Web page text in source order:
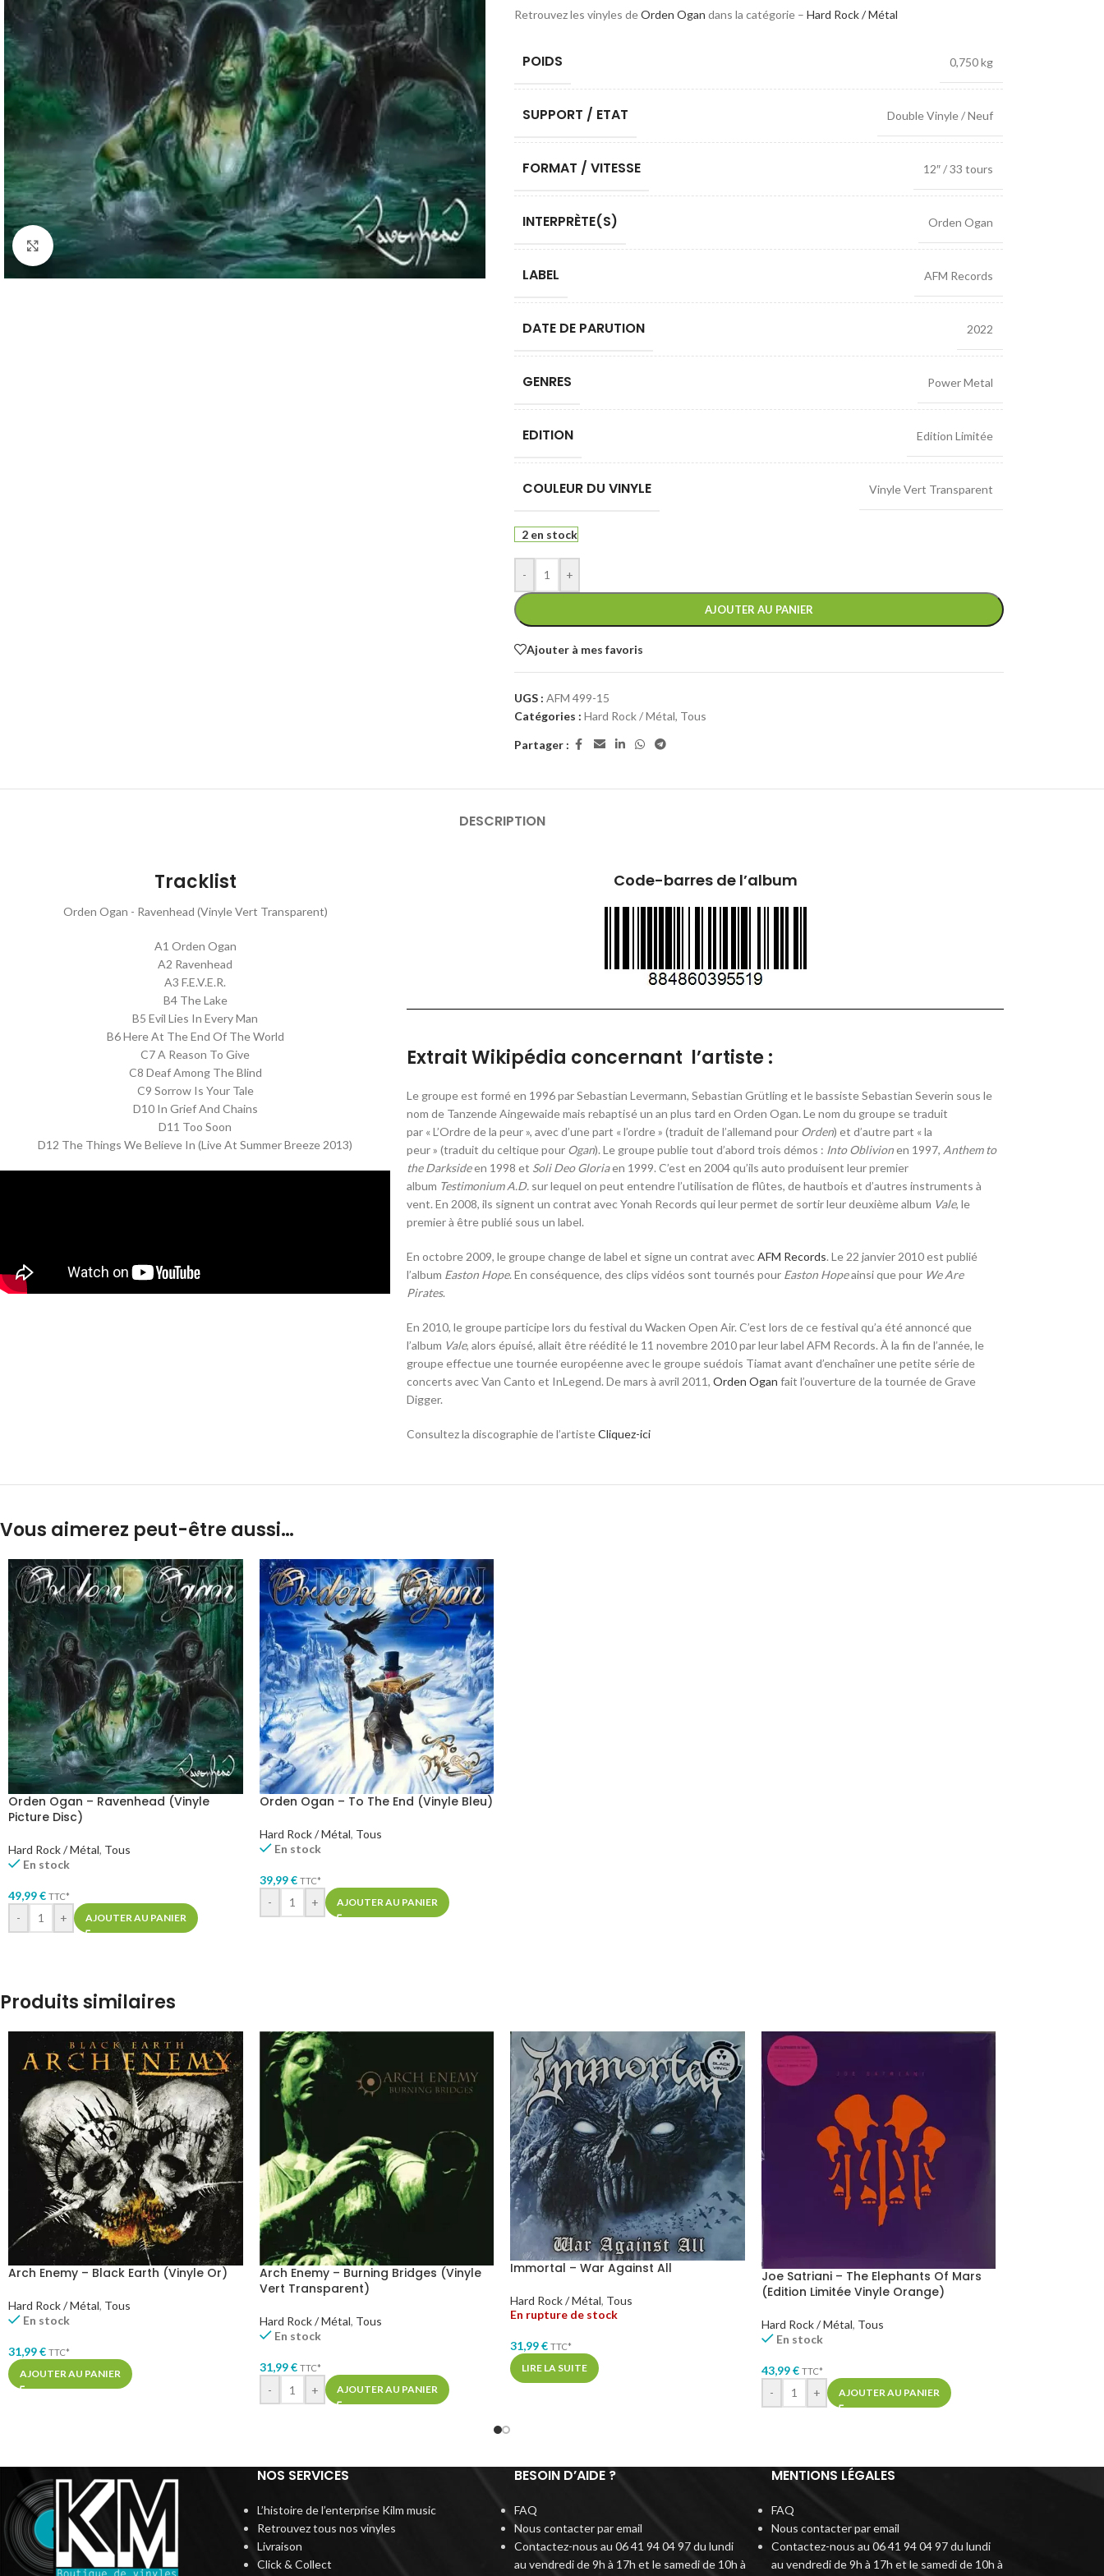
Cliquez pour agrandir
Retrouvez les vinyles deOrden Ogan dans la catégorie – Hard Rock / Métal
POIDS 0,750 kg
SUPPORT / ETAT Double Vinyle / Neuf
FORMAT / VITESSE 12″ / 33 tours
INTERPRÈTE(S) Orden Ogan
LABEL AFM Records
DATE DE PARUTION 2022
GENRES Power Metal
EDITION Edition Limitée
COULEUR DU VINYLE Vinyle Vert Transparent
2 en stock
- +
AJOUTER AU PANIER
Ajouter à mes favoris
UGS : AFM 499-15
Catégories : Hard Rock / Métal, Tous
Partager :
DESCRIPTION
Tracklist
Orden Ogan - Ravenhead (Vinyle Vert Transparent)
A1 Orden Ogan
A2 Ravenhead
A3 F.E.V.E.R.
B4 The Lake
B5 Evil Lies In Every Man
B6 Here At The End Of The World
C7 A Reason To Give
C8 Deaf Among The Blind
C9 Sorrow Is Your Tale
D10 In Grief And Chains
D11 Too Soon
D12 The Things We Believe In (Live At Summer Breeze 2013)
Code-barres de l’album
Extrait Wikipédia concernant l’artiste :
Le groupe est formé en 1996 par Sebastian Levermann, Sebastian Grütling et le bassiste Sebastian Severin sous le
nom de Tanzende Aingewaide mais rebaptisé un an plus tard en Orden Ogan. Le nom du groupe se traduit
par « L’Ordre de la peur », avec d’une part « l’ordre » (traduit de l’allemand pour Orden) et d’autre part « la
peur » (traduit du celtique pour Ogan). Le groupe publie tout d’abord trois démos : Into Oblivionen 1997, Anthem to
the Darksideen 1998 et Soli Deo Gloriaen 1999. C’est en 2004 qu’ils auto produisent leur premier
album Testimonium A.D. sur lequel on peut entendre l’utilisation de flûtes, de hautbois et d’autres instruments à
vent. En 2008, ils signent un contrat avec Yonah Records qui leur permet de sortir leur deuxième album Vale, le
premier à être publié sous un label.
En octobre 2009, le groupe change de label et signe un contrat avecAFM Records. Le 22 janvier 2010est publié
l’album Easton Hope. En conséquence, des clips vidéos sont tournés pour Easton Hopeainsi que pour We Are
Pirates.
En 2010, le groupe participe lors du festival du Wacken Open Air. C’est lors de ce festival qu’a été annoncé que
l’album Vale, alors épuisé, allait être réédité le 11 novembre 2010par leur label AFM Records. À la fin de l’année, le
groupe effectue une tournée européenne avec le groupe suédois Tiamat avant d’enchaîner une petite série de
concerts avec Van Canto et InLegend. De mars àavril 2011,Orden Ogan fait l’ouverture de la tournée de Grave
Digger.
Consultez la discographie de l’artisteCliquez-ici
Vous aimerez peut-être aussi…
Orden Ogan – Ravenhead (Vinyle
Picture Disc)
Hard Rock / Métal, Tous
En stock
49,99€ TTC*
- + AJOUTER AU PANIER
Orden Ogan – To The End (Vinyle Bleu)
Hard Rock / Métal, Tous
En stock
39,99€ TTC*
- + AJOUTER AU PANIER
Produits similaires
Arch Enemy – Black Earth (Vinyle Or)
Hard Rock / Métal, Tous
En stock
31,99€ TTC*
AJOUTER AU PANIER
Arch Enemy – Burning Bridges (Vinyle
Vert Transparent)
Hard Rock / Métal, Tous
En stock
31,99€ TTC*
- + AJOUTER AU PANIER
Immortal – War Against All
Hard Rock / Métal, Tous
En rupture de stock
31,99€ TTC*
LIRE LA SUITE
Joe Satriani – The Elephants Of Mars
(Edition Limitée Vinyle Orange)
Hard Rock / Métal, Tous
En stock
43,99€ TTC*
- + AJOUTER AU PANIER
NOS SERVICES
L’histoire de l’enterprise Kilm music
Retrouvez tous nos vinyles
Livraison
Click & Collect
BESOIN D’AIDE ?
FAQ
Nous contacter par email
Contactez-nous au 06 41 94 04 97 du lundi
au vendredi de 9h à 17h et le samedi de 10h à
MENTIONS LÉGALES
FAQ
Nous contacter par email
Contactez-nous au 06 41 94 04 97 du lundi
au vendredi de 9h à 17h et le samedi de 10h à